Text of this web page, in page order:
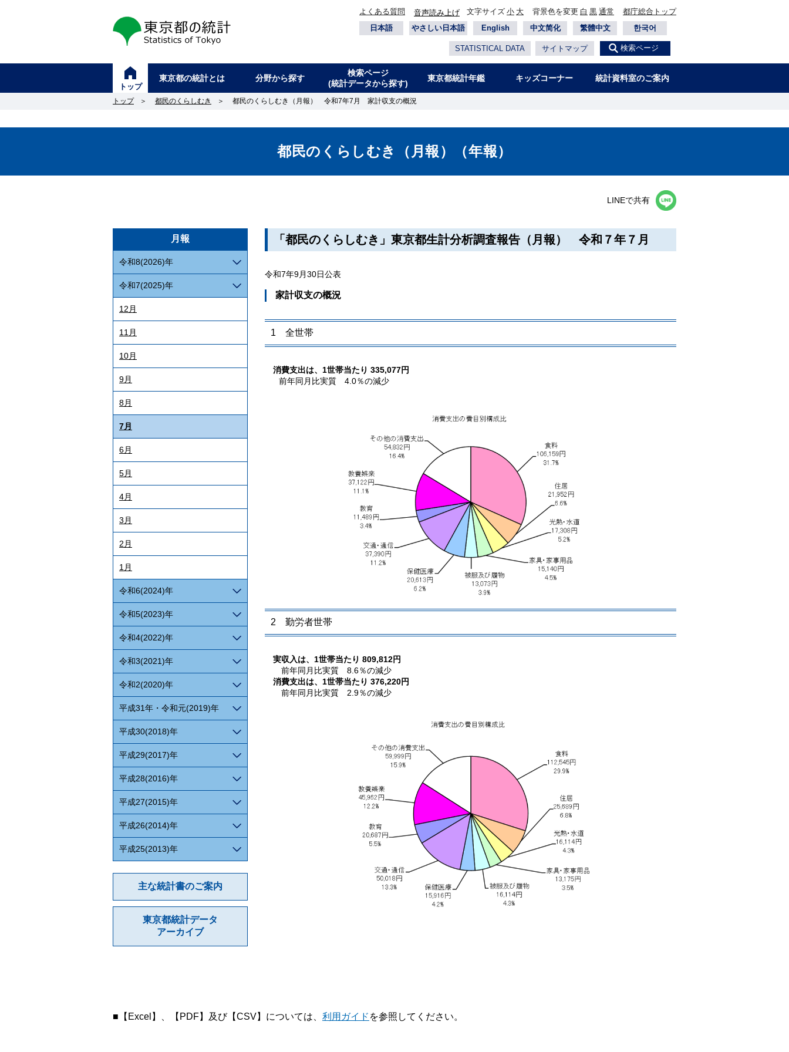
東京都の統計
よくある質問 音声読み上げ 文字サイズ 小 大 背景色を変更 白 黒 通常
都庁総合トップ
日本語
やさしい日本語 English 中文简化 繁體中文 한국어
STATISTICAL DATA サイトマップ 検索ページ
トップ
東京都の統計とは 分野から探す
検索ページ
(統計データから探す)
東京都統計年鑑 キッズコーナー 統計資料室のご案内
トップ ＞ 都民のくらしむき ＞ 都民のくらしむき（月報） 令和7年7月 家計収支の概況
都民のくらしむき（月報）（年報）
LINEで共有
月報
令和8(2026)年
令和7(2025)年
12月
11月
10月
9月
8月
7月
6月
5月
4月
3月
2月
1月
令和6(2024)年
令和5(2023)年
令和4(2022)年
令和3(2021)年
令和2(2020)年
平成31年・令和元(2019)年
平成30(2018)年
平成29(2017)年
平成28(2016)年
平成27(2015)年
平成26(2014)年
平成25(2013)年
主な統計書のご案内
東京都統計データ
アーカイブ
「都民のくらしむき」東京都生計分析調査報告（月報） 令和７年７月
令和7年9月30日公表
家計収支の概況
1 全世帯
消費支出は、1世帯当たり 335,077円
前年同月比実質 4.0％の減少
2 勤労者世帯
実収入は、1世帯当たり 809,812円
前年同月比実質 8.6％の減少
消費支出は、1世帯当たり 376,220円
前年同月比実質 2.9％の減少
■【Excel】、【PDF】及び【CSV】については、 利用ガイド を参照してください。